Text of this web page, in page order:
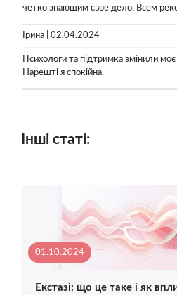
четко знающим свое дело. Всем
Ірина | 02.04.2024
Психологи та підтримка змінили
Нарешті я спокійна.
Інші статі:
01.10.2024
Екстазі: що це таке і як